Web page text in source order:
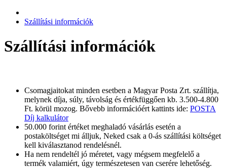
Szállítási információk
Szállítási információk
Csomagjaitokat minden esetben a Magyar Posta Zrt. szállítja,
melynek díja, súly, távolság és értékfüggően kb. 3.500-4.800
Ft. körül mozog. Bővebb információért kattints ide: POSTA
Díj kalkulátor
50.000 forint értéket meghaladó vásárlás esetén a
postaköltséget mi álljuk, Neked csak a 0-ás szállítási költséget
kell kiválasztanod rendelésnél.
Ha nem rendeltél jó méretet, vagy mégsem megfelelő a
termék valamiért, úgy természetesen van cserére lehetőség.